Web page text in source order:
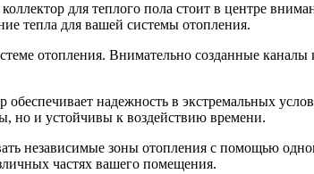
для теплого пола стоит в центре
тепла для вашей системы отопления.
отопления. Внимательно созданные
надежность в экстремальных
но и устойчивы к воздействию времени.
независимые зоны отопления с помощью
частях вашего помещения.